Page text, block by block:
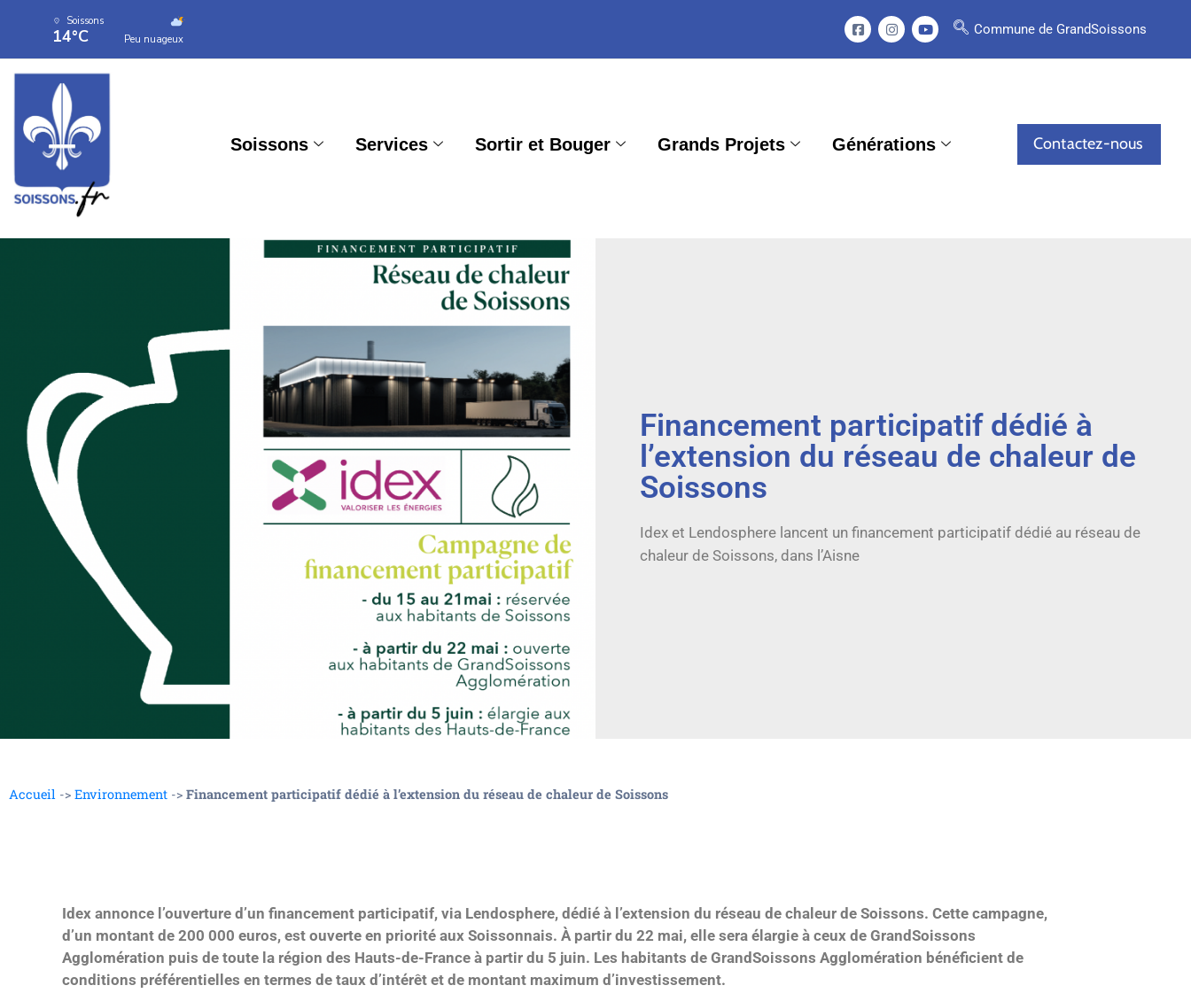
Soissons
14°C Peu nuageux
Commune de GrandSoissons
Soissons Services Sortir et Bouger Grands Projets Générations Contactez-nous
Financement participatif dédié à
l’extension du réseau de chaleur de
Soissons
Idex et Lendosphere lancent un financement participatif dédié au réseau de
chaleur de Soissons, dans l’Aisne
Accueil -> Environnement -> Financement participatif dédié à l’extension du réseau de chaleur de Soissons
Idex annonce l’ouverture d’un financement participatif, via Lendosphere, dédié à l’extension du réseau de chaleur de Soissons. Cette campagne,
d’un montant de 200 000 euros, est ouverte en priorité aux Soissonnais. À partir du 22 mai, elle sera élargie à ceux de GrandSoissons
Agglomération puis de toute la région des Hauts-de-France à partir du 5 juin. Les habitants de GrandSoissons Agglomération bénéficient de
conditions préférentielles en termes de taux d’intérêt et de montant maximum d’investissement.